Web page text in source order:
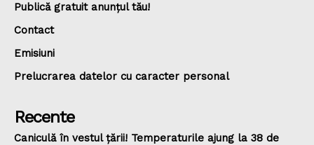
Publică gratuit anunțul tău!
Contact
Emisiuni
Prelucrarea datelor cu caracter personal
Recente
Caniculă în vestul țării! Temperaturile ajung la 38 de